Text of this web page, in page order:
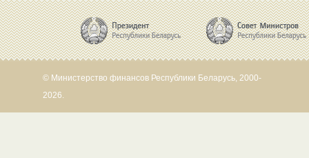
© Министерство финансов Республики Беларусь, 2000-
2026.